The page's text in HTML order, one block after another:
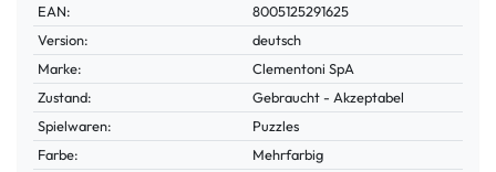
Technisches
Merkmal
Wert
EAN:
8005125291625
Version:
deutsch
Marke:
Clementoni SpA
Zustand:
Gebraucht - Akzeptabel
Spielwaren:
Puzzles
Farbe:
Mehrfarbig